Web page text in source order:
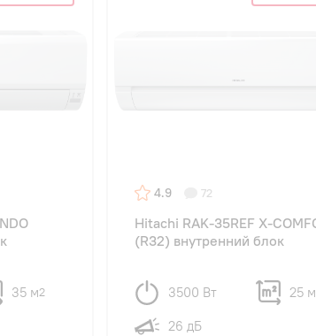
35 м2
4.9 72
Hitachi RAK-35REF X-
(R32) внутренний блок
3500 Вт 25 м
26 дБ